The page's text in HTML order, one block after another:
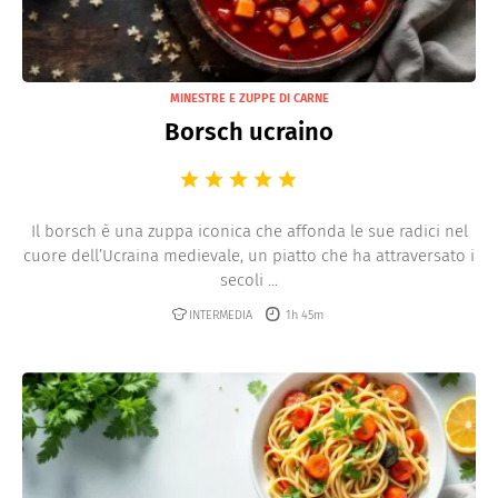
MINESTRE E ZUPPE DI CARNE
Borsch ucraino
Il borsch è una zuppa iconica che affonda le sue radici nel
cuore dell’Ucraina medievale, un piatto che ha attraversato i
secoli ...
INTERMEDIA 1h 45m